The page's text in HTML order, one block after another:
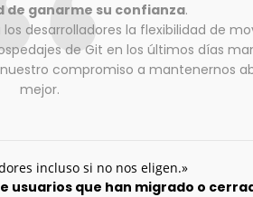
de ganarme su confianza.
desarrolladores la flexibilidad de
de Git en los últimos días
compromiso a mantenernos
mejor.
incluso si no nos eligen.»
usuarios que han migrado o